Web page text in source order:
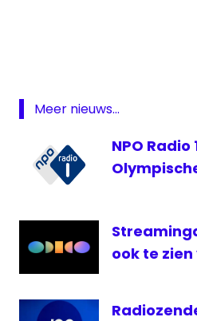
kijken
Feyenoord
Feyenoord
livestream
Radio
Meer nieuws...
NPO
ook te